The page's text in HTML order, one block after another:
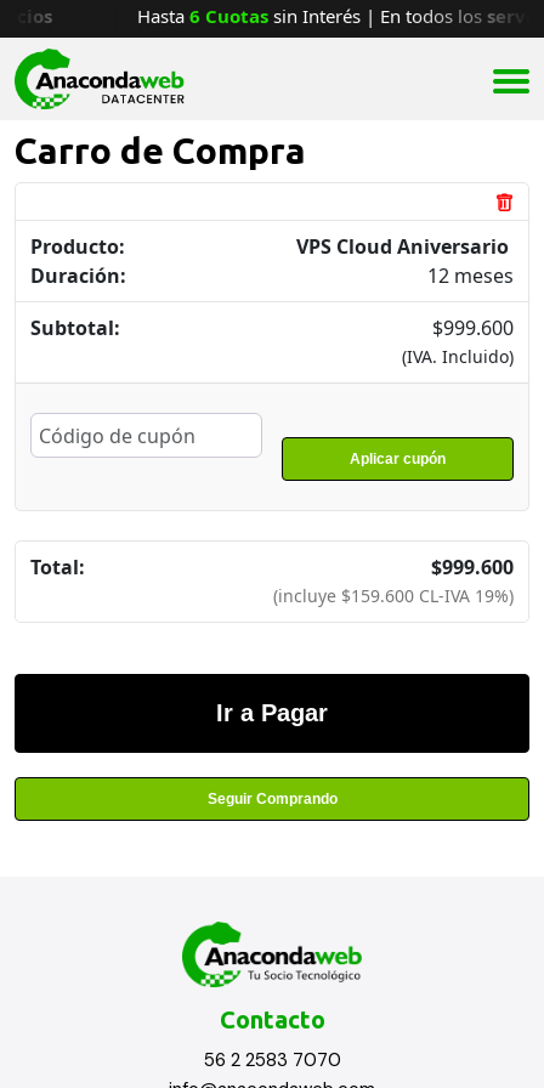
Hasta6 Cuotassin Interés | En todos los
Carro de Compra
VPS Cloud Aniversario
Duración:
12 meses
$999.600
(IVA. Incluido)
Aplicar cupón
$999.600
(incluye $159.600 CL-IVA 19%)
Ir a Pagar
Seguir Comprando
Contacto
56 2 2583 7070
Ana
Asistente disponible para ayudarte